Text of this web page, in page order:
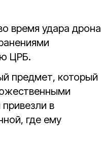
время удара дрона
ЦРБ.
предмет, который
в
где ему